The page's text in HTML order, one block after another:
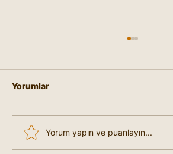
Yorumlar
Yorum yapın ve puanlayın...